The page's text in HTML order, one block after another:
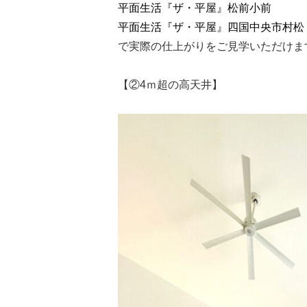
平面生活『ザ・平屋』松前小前
平面生活『ザ・平屋』四国中央市村松
で実際の仕上がりをご見学いただけま
【②4ｍ超の高天井】